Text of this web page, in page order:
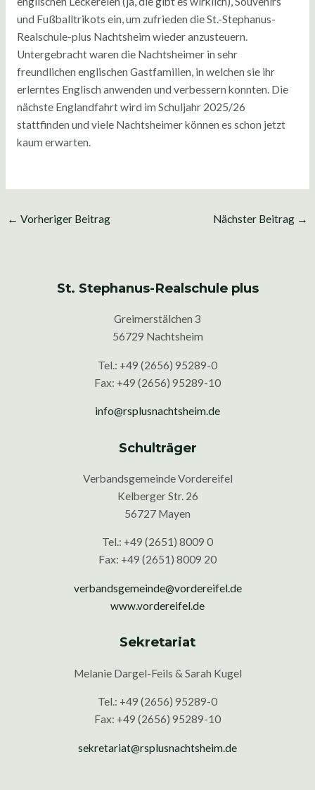
und Fußballtrikots ein, um zufrieden die St.-Stephanus-
Realschule-plus Nachtsheim wieder anzusteuern.
Untergebracht waren die Nachtsheimer in sehr
freundlichen englischen Gastfamilien, in welchen sie ihr
erlerntes Englisch anwenden und verbessern konnten. Die
nächste Englandfahrt wird im Schuljahr 2025/26
stattfinden und viele Nachtsheimer können es schon jetzt
kaum erwarten.
← Vorheriger Beitrag Nächster Beitrag →
St. Stephanus-Realschule plus
Greimerstälchen 3
56729 Nachtsheim
Tel.: +49 (2656) 95289-0
Fax: +49 (2656) 95289-10
info@rsplusnachtsheim.de
Schulträger
Verbandsgemeinde Vordereifel
Kelberger Str. 26
56727 Mayen
Tel.: +49 (2651) 8009 0
Fax: +49 (2651) 8009 20
verbandsgemeinde@vordereifel.de
www.vordereifel.de
Sekretariat
Melanie Dargel-Feils & Sarah Kugel
Tel.: +49 (2656) 95289-0
Fax: +49 (2656) 95289-10
sekretariat@rsplusnachtsheim.de